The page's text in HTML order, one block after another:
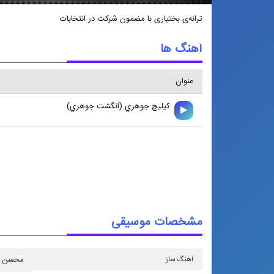
ترانه‌ی بختیاری با مضمون شرکت در انتخابات
آهنگ ها
عنوان
كيليچ جوهري (انگشت جوهري)
مشخصات موسیقی
آهنگ ساز محسن